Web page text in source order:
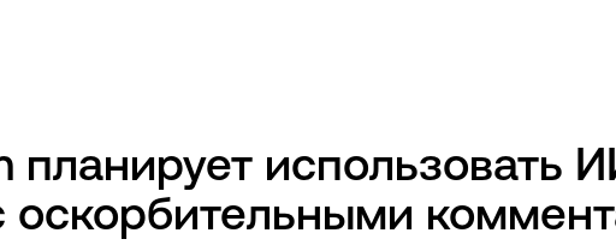
планирует использовать
оскорбительными